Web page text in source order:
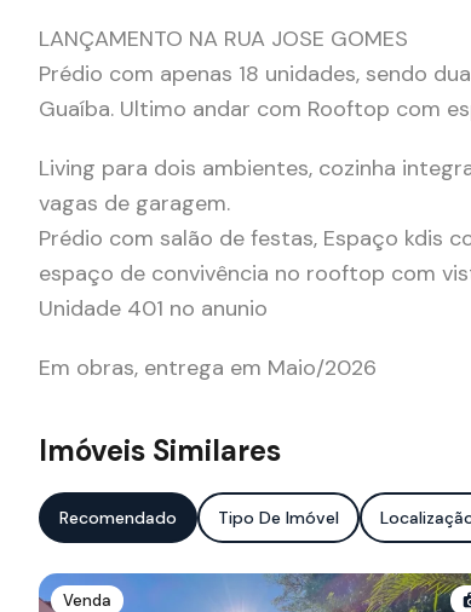
LANÇAMENTO NA RUA JOSE GOMES
Prédio com apenas 18 unidades, sendo
Guaíba. Ultimo andar com Rooftop com
Living para dois ambientes, cozinha
vagas de garagem.
Prédio com salão de festas, Espaço kdis
espaço de convivência no rooftop com
Unidade 401 no anunio
Em obras, entrega em Maio/2026
Imóveis Similares
Recomendado Tipo De Imóvel
Venda